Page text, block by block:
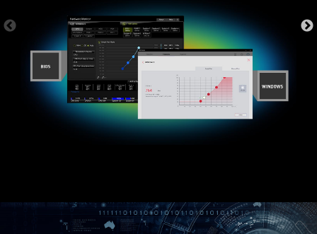
WINDOWS 11 認證